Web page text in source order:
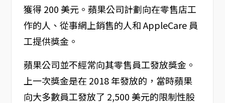
獲得 200 美元。蘋果公司計劃向在零售店工
作的人、從事網上銷售的人和 AppleCare 員
工提供獎金。
蘋果公司並不經常向其零售員工發放獎金。
上一次獎金是在 2018 年發放的，當時蘋果
向大多數員工發放了 2,500 美元的限制性股